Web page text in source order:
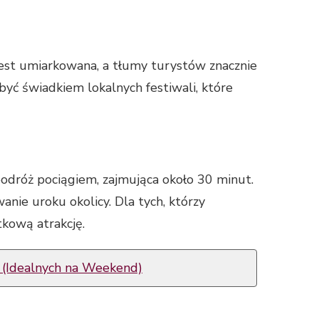
umiarkowana, a tłumy turystów znacznie
świadkiem lokalnych festiwali, które
pociągiem, zajmująca około 30 minut.
uroku okolicy. Dla tych, którzy
atrakcję.
na Weekend)